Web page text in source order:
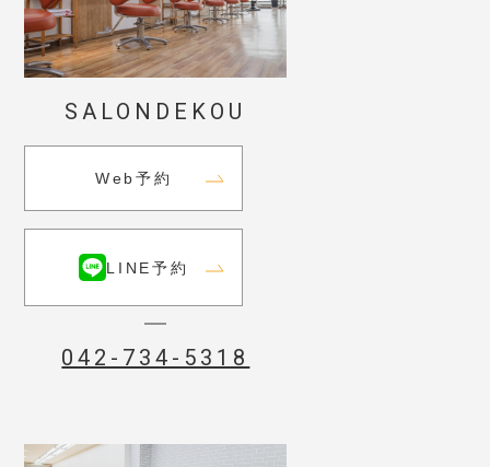
SALONDEKOU
Web予約
LINE予約
042-734-5318